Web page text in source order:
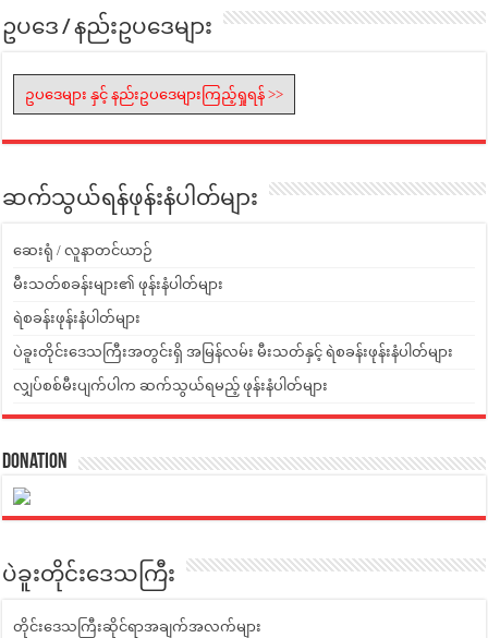
ဥပဒေ / နည်းဥပဒေများ
ဥပဒေများ နှင့် နည်းဥပဒေများကြည့်ရှုရန် >>
ဆက်သွယ်ရန်ဖုန်းနံပါတ်များ
ဆေးရုံ / လူနာတင်ယာဉ်
မီးသတ်စခန်းများ၏ ဖုန်းနံပါတ်များ
ရဲစခန်းဖုန်းနံပါတ်များ
ပဲခူးတိုင်းဒေသကြီးအတွင်းရှိ အမြန်လမ်း မီးသတ်နှင့် ရဲစခန်းဖုန်းနံပါတ်များ
လျှပ်စစ်မီးပျက်ပါက ဆက်သွယ်ရမည့် ဖုန်းနံပါတ်များ
Donation
ပဲခူးတိုင်းဒေသကြီး
တိုင်းဒေသကြီးဆိုင်ရာအချက်အလက်များ